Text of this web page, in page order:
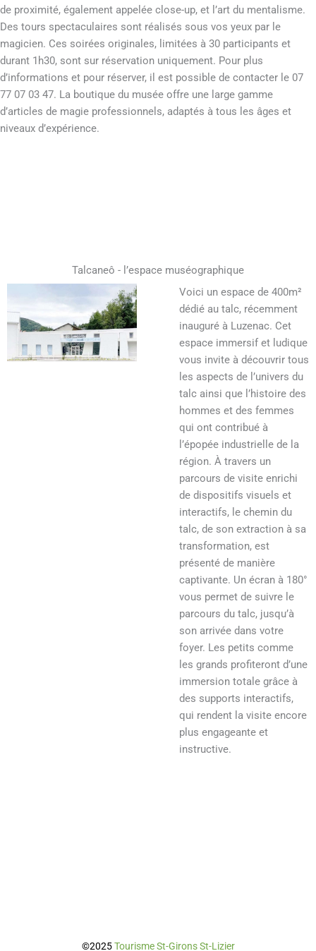
de proximité, également appelée close-up, et l’art du mentalisme.
Des tours spectaculaires sont réalisés sous vos yeux par le
magicien. Ces soirées originales, limitées à 30 participants et
durant 1h30, sont sur réservation uniquement. Pour plus
d’informations et pour réserver, il est possible de contacter le 07
77 07 03 47. La boutique du musée offre une large gamme
d’articles de magie professionnels, adaptés à tous les âges et
niveaux d’expérience.
Talcaneô - l’espace muséographique
Voici un espace de 400m²
dédié au talc, récemment
inauguré à Luzenac. Cet
espace immersif et ludique
vous invite à découvrir tous
les aspects de l’univers du
talc ainsi que l’histoire des
hommes et des femmes
qui ont contribué à
l’épopée industrielle de la
région. À travers un
parcours de visite enrichi
de dispositifs visuels et
interactifs, le chemin du
talc, de son extraction à sa
transformation, est
présenté de manière
captivante. Un écran à 180°
vous permet de suivre le
parcours du talc, jusqu’à
son arrivée dans votre
foyer. Les petits comme
les grands profiteront d’une
immersion totale grâce à
des supports interactifs,
qui rendent la visite encore
plus engageante et
instructive.
©2025Tourisme St-Girons St-Lizier